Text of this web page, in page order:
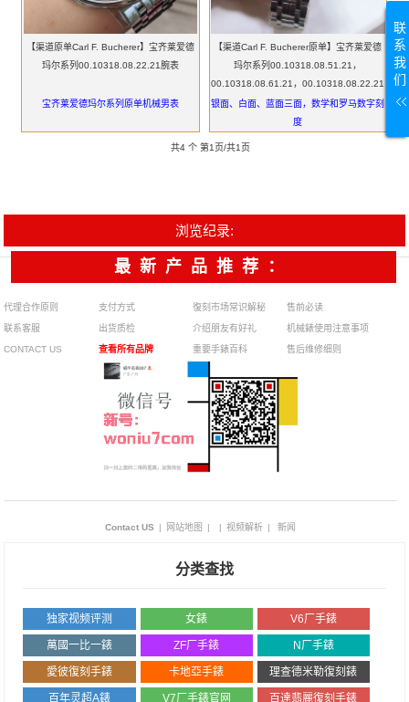
【渠道原单Carl F. Bucherer】宝齐莱爱德
玛尔系列00.10318.08.22.21腕表
宝齐莱爱德玛尔系列原单机械男表
【渠道Carl F. Bucherer原单】宝齐莱爱德
玛尔系列00.10318.08.51.21，
00.10318.08.61.21，00.10318.08.22.21
腕表
银面、白面、蓝面三面，数学和罗马数字刻
度
共4 个 第1页/共1页
浏览纪录:
最新产品推荐：
代理合作原则
联系客服
CONTACT US
支付方式
出货质检
查看所有品牌
復刻市场常识解秘
介绍朋友有好礼
重要手錶百科
售前必读
机械錶使用注意事项
售后维修细则
Contact US | 网站地图 | | 视频解析 | 新闻
联
系
我
们
分类查找
独家视频评测 女錶 V6厂手錶
萬國一比一錶 ZF厂手錶 N厂手錶
愛彼復刻手錶 卡地亞手錶 理查德米勒復刻錶
百年灵超A錶 V7厂手錶官网 百達翡麗復刻手錶